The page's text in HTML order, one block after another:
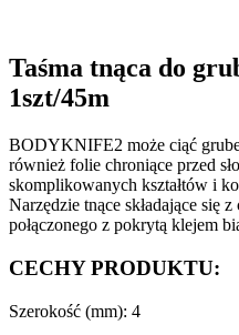
Taśma tnąca do
1szt/45m
BODYKNIFE2 może ciąć
również folie chroniące przed
skomplikowanych kształtów i
Narzędzie tnące składające się
połączonego z pokrytą klejem
CECHY PRODUKTU:
Szerokość (mm): 4